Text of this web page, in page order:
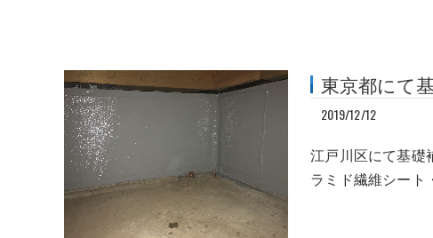
東京都にて
2019/12/12
江戸川区にて基礎
ラミド繊維シート